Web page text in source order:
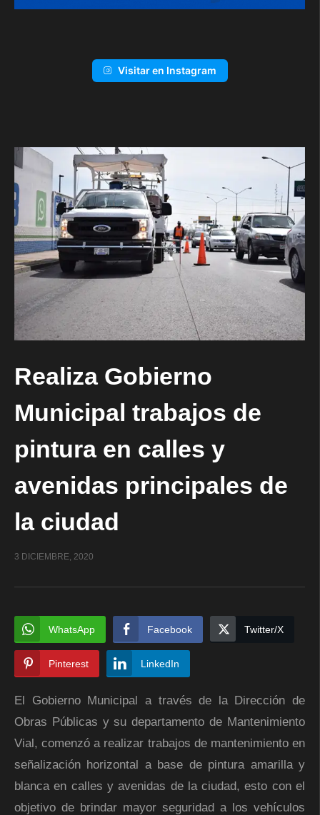
Visitar en Instagram
Realiza Gobierno
Municipal trabajos de
pintura en calles y
avenidas principales de
la ciudad
3 DICIEMBRE, 2020
WhatsApp Facebook Twitter/X
Pinterest LinkedIn
El Gobierno Municipal a través de la Dirección de
Obras Públicas y su departamento de Mantenimiento
Vial, comenzó a realizar trabajos de mantenimiento en
señalización horizontal a base de pintura amarilla y
blanca en calles y avenidas de la ciudad, esto con el
objetivo de brindar mayor seguridad a los vehículos